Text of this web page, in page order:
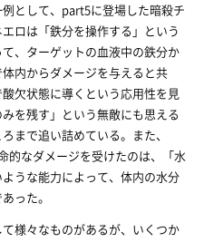
として、part5に登場した暗殺チ
ロは「鉄分を操作する」という
、ターゲットの血液中の鉄分か
内からダメージを与えると共
欠状態に導くという応用性を見
を残す」という無敵にも思える
まで追い詰めている。また、
的なダメージを受けたのは、「水
うな能力によって、体内の水分
った。
様々なものがあるが、いくつか